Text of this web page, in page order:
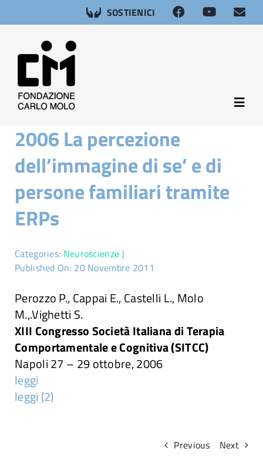
al
contenuto
SOSTIENICI
About
Afasia
Salute sessuale
Ricerche
Convegni e articoli
2006 La percezione
dell’immagine di se’ e di
persone familiari tramite
ERPs
Categories: Neuroscienze |
Published On: 20 Novembre 2011
Perozzo P., Cappai E., Castelli L., Molo
M.,.Vighetti S.
XIII Congresso Società Italiana di Terapia
Comportamentale e Cognitiva (SITCC)
Napoli 27 – 29 ottobre, 2006
leggi
leggi (2)
Previous Next